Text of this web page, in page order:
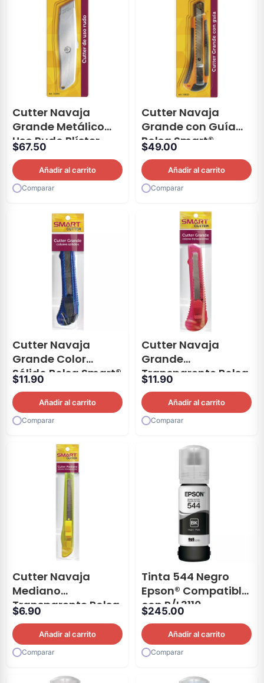
Cutter Navaja
Grande Metálico
Uso Rudo Blíster
Smart®
$67.50
Añadir al carrito
Comparar
Cutter Navaja
Grande con Guía
Bolsa Smart®
$49.00
Añadir al carrito
Comparar
Cutter Navaja
Grande Color
Sólido Bolsa Smart®
$11.90
Añadir al carrito
Comparar
Cutter Navaja
Grande
Transparente Bolsa
Smart®
$11.90
Añadir al carrito
Comparar
Cutter Navaja
Mediano
Transparente Bolsa
Smart®
$6.90
Añadir al carrito
Comparar
Tinta 544 Negro
Epson® Compatible
con P/L3110
$245.00
Añadir al carrito
Comparar